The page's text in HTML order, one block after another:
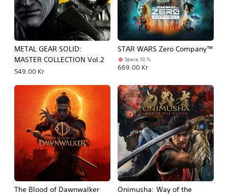
METAL GEAR SOLID:
MASTER COLLECTION Vol.2
549.00 Kr
STAR WARS Zero Company™
Spara 10 %
669.00 Kr
The Blood of Dawnwalker
Onimusha: Way of the